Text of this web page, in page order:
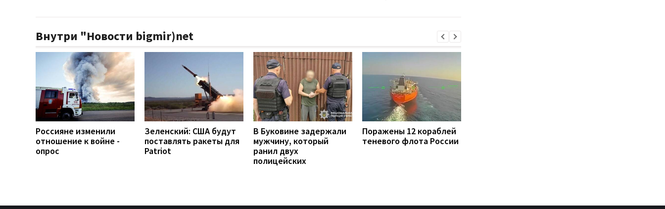
Внутри "Новости bigmir)net
Россияне изменили
отношение к войне -
опрос
Зеленский: США будут
поставлять ракеты для
Patriot
В Буковине задержали
мужчину, который
ранил двух
полицейских
Поражены 12 кораблей
теневого флота России